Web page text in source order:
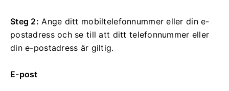
Steg 2: Ange ditt mobiltelefonnummer eller din e-
postadress och se till att ditt telefonnummer eller
din e-postadress är giltig.
E-post